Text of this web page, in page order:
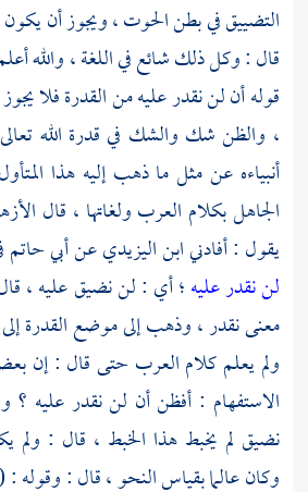
التضييق في بطن الحوت ، ويجوز أن
قال : وكل ذلك شائع في اللغة ، والله
قوله أن لن نقدر عليه من القدرة فلا
، والظن شك والشك في قدرة الله
أنبياءه عن مثل ما ذهب إليه هذا
الجاهل بكلام العرب ولغاتها ، قال
يقول : أفادنيابن اليزيديعنأبي حاتم
لن نقدر عليه؛ أي : لن نضيق عليه ،
معنى نقدر ، وذهب إلى موضع القدرة
ولم يعلم كلام العرب حتى قال : إن
الاستفهام : أفظن أن لن نقدر عليه ؟
نضيق لم يخبط هذا الخبط ، قال : ولم
وكان عالما بقياس النحو ، قال : وقوله